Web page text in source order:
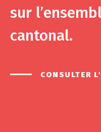
sur
cantonal.
CONSULTER